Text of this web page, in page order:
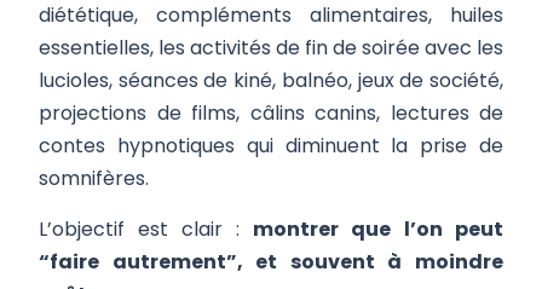
diététique, compléments alimentaires, huiles
essentielles, les activités de fin de soirée avec les
lucioles, séances de kiné, balnéo, jeux de société,
projections de films, câlins canins, lectures de
contes hypnotiques qui diminuent la prise de
somnifères.
L’objectif est clair : montrer que l’on peut
“faire autrement”, et souvent à moindre